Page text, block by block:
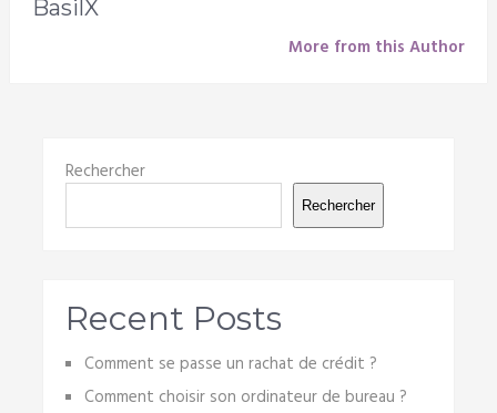
BasilX
More from this Author
Rechercher
Rechercher
Recent Posts
Comment se passe un rachat de crédit ?
Comment choisir son ordinateur de bureau ?